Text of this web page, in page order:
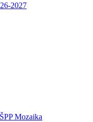
2027
ŠPP Mozaika